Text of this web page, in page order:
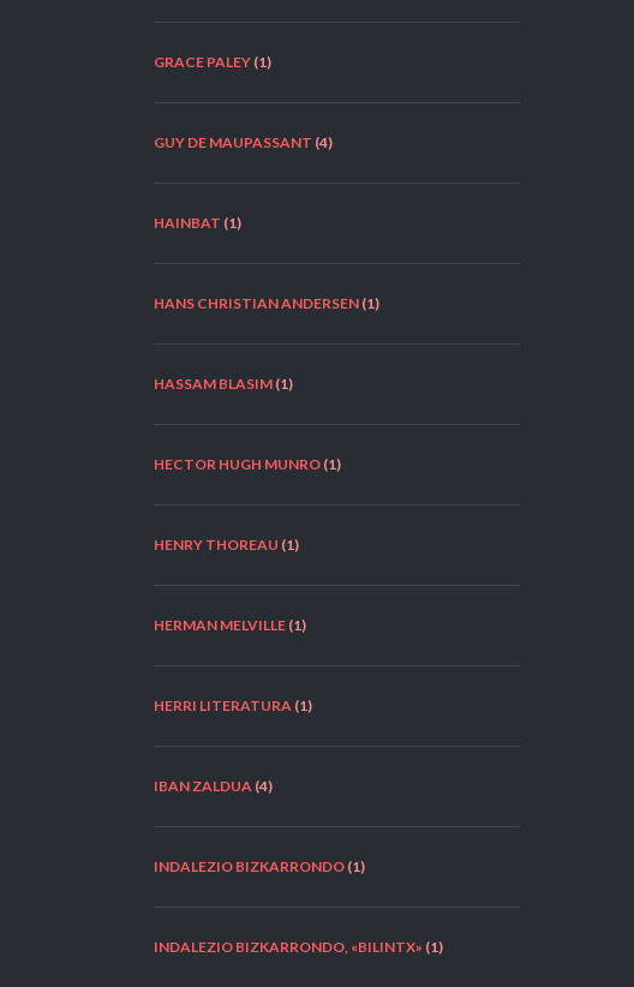
GRACE PALEY (1)
GUY DE MAUPASSANT (4)
HAINBAT (1)
HANS CHRISTIAN ANDERSEN (1)
HASSAM BLASIM (1)
HECTOR HUGH MUNRO (1)
HENRY THOREAU (1)
HERMAN MELVILLE (1)
HERRI LITERATURA (1)
IBAN ZALDUA (4)
INDALEZIO BIZKARRONDO (1)
INDALEZIO BIZKARRONDO, «BILINTX» (1)